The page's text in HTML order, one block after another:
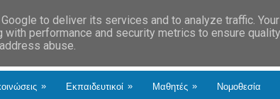
» Εκπαιδευτικοί » Μαθητές » Νομοθεσία
to deliver its services and to analyze traffic.
with performance and security metrics to ensure
abuse.